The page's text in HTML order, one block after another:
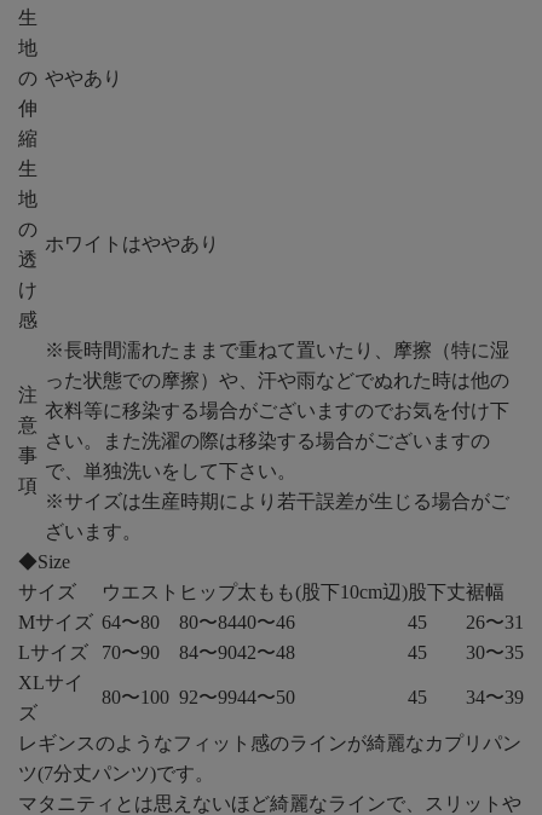
生
地
の
伸
縮
ややあり
生
地
の
透
け
感
ホワイトはややあり
注
意
事
項
※長時間濡れたままで重ねて置いたり、摩擦（特に湿
った状態での摩擦）や、汗や雨などでぬれた時は他の
衣料等に移染する場合がございますのでお気を付け下
さい。また洗濯の際は移染する場合がございますの
で、単独洗いをして下さい。
※サイズは生産時期により若干誤差が生じる場合がご
ざいます。
◆Size
サイズ
ウエスト ヒップ太もも(股下10cm辺)股下丈裾幅
Mサイズ 64〜80 80〜8440〜46 45
26〜31
Lサイズ
70〜90 84〜9042〜48 45
30〜35
XLサイ
ズ
80〜100 92〜9944〜50 45 34〜39
レギンスのようなフィット感のラインが綺麗なカプリパン
ツ(7分丈パンツ)です。
マタニティとは思えないほど綺麗なラインで、スリットや